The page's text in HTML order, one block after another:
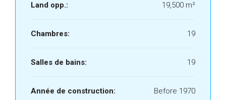
Land opp.: 19,500 m²
Chambres: 19
Salles de bains: 19
Année de construction: Before 1970